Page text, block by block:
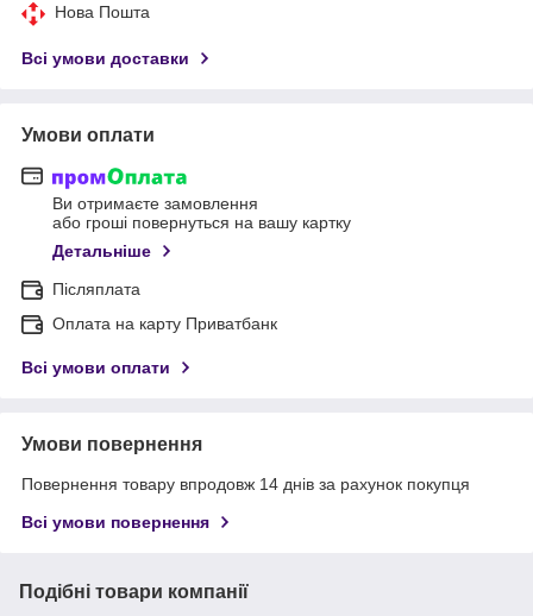
Нова Пошта
Всі умови доставки
Умови оплати
Ви отримаєте замовлення
або гроші повернуться на вашу картку
Детальніше
Післяплата
Оплата на карту Приватбанк
Всі умови оплати
Умови повернення
Повернення товару впродовж 14 днів за рахунок покупця
Всі умови повернення
Подібні товари компанії